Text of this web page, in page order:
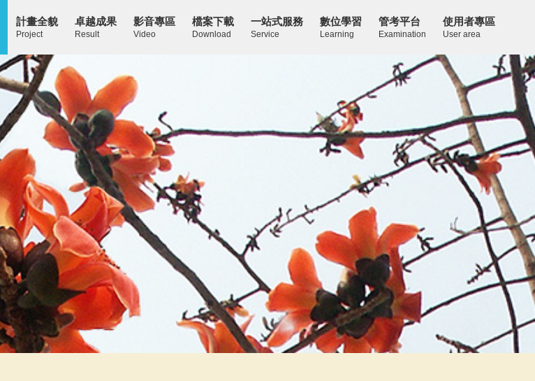
計畫全貌
Project
卓越成果
Result
影音專區
Video
檔案下載
Download
一站式服務
Service
數位學習
Learning
管考平台
Examination
使用者專區
User area